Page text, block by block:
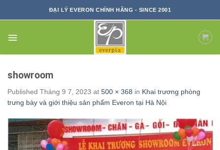
ĐẠI LÝ EVERON CHÍNH HÃNG - SINCE 2001
showroom
Published Tháng 9 7, 2023 at 500 × 368 in Khai trương phòng
trưng bày và giới thiệu sản phẩm Everon tại Hà Nội